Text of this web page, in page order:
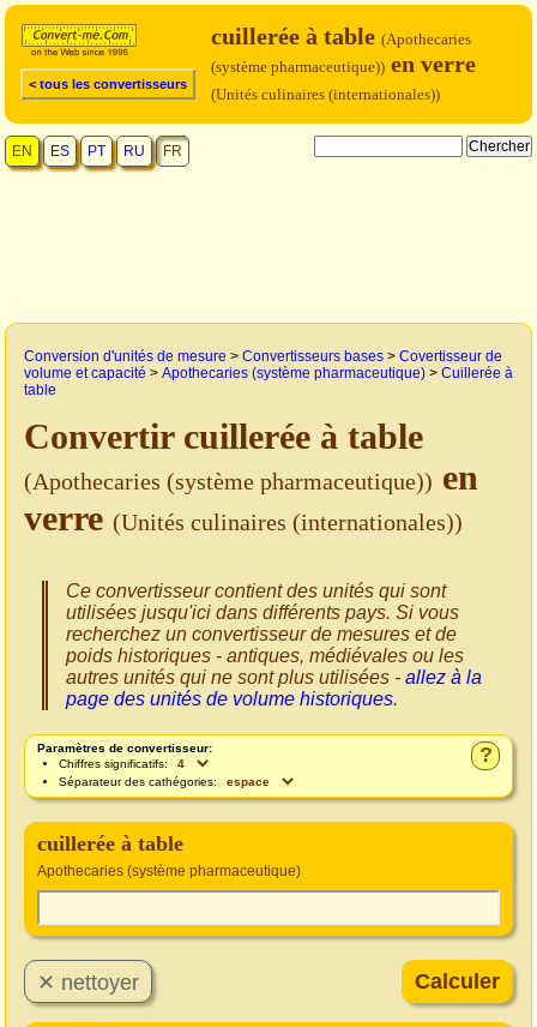
< tous les convertisseurs
cuillerée à table (Apothecaries
(système pharmaceutique)) en verre
(Unités culinaires (internationales))
EN ES PT RU FR
Conversion d'unités de mesure > Convertisseurs bases > Covertisseur de
volume et capacité > Apothecaries (système pharmaceutique) > Cuillerée à
table
Convertir cuillerée à table
(Apothecaries (système pharmaceutique)) en
verre (Unités culinaires (internationales))
Ce convertisseur contient des unités qui sont
utilisées jusqu'ici dans différents pays. Si vous
recherchez un convertisseur de mesures et de
poids historiques - antiques, médiévales ou les
autres unités qui ne sont plus utilisées - allez à la
page des unités de volume historiques.
?
Paramètres de convertisseur:
Chiffres significatifs:
Séparateur des cathégories:
cuillerée à table
Apothecaries (système pharmaceutique)